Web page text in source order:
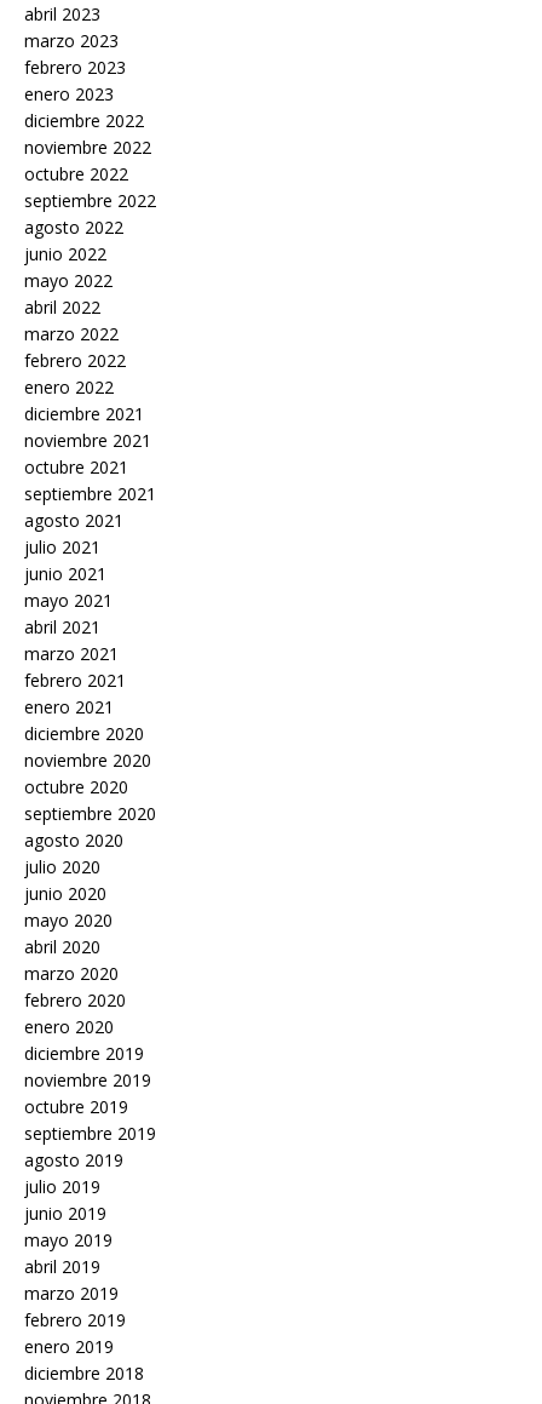
abril 2023
marzo 2023
febrero 2023
enero 2023
diciembre 2022
noviembre 2022
octubre 2022
septiembre 2022
agosto 2022
junio 2022
mayo 2022
abril 2022
marzo 2022
febrero 2022
enero 2022
diciembre 2021
noviembre 2021
octubre 2021
septiembre 2021
agosto 2021
julio 2021
junio 2021
mayo 2021
abril 2021
marzo 2021
febrero 2021
enero 2021
diciembre 2020
noviembre 2020
octubre 2020
septiembre 2020
agosto 2020
julio 2020
junio 2020
mayo 2020
abril 2020
marzo 2020
febrero 2020
enero 2020
diciembre 2019
noviembre 2019
octubre 2019
septiembre 2019
agosto 2019
julio 2019
junio 2019
mayo 2019
abril 2019
marzo 2019
febrero 2019
enero 2019
diciembre 2018
noviembre 2018